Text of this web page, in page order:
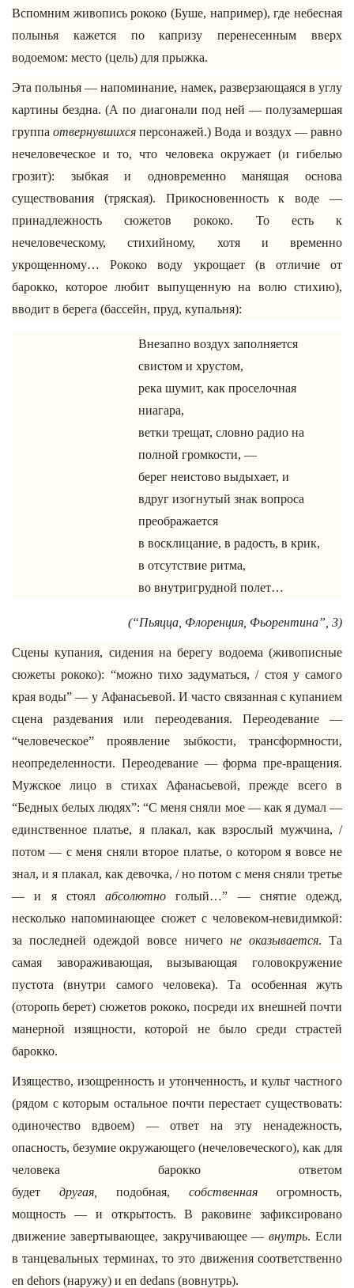
Вспомним живопись рококо (Буше, например), где небесная
полынья кажется по капризу перенесенным вверх
водоемом: место (цель) для прыжка.
Эта полынья — напоминание, намек, разверзающаяся в углу
картины бездна. (А по диагонали под ней — полузамершая
группаотвернувшихся персонажей.) Вода и воздух — равно
нечеловеческое и то, что человека окружает (и гибелью
грозит): зыбкая и одновременно манящая основа
существования (тряская). Прикосновенность к воде —
принадлежность сюжетов рококо. То есть к
нечеловеческому, стихийному, хотя и временно
укрощенному… Рококо воду укрощает (в отличие от
барокко, которое любит выпущенную на волю стихию),
вводит в берега (бассейн, пруд, купальня):
Внезапно воздух заполняется
свистом и хрустом,
река шумит, как проселочная
ниагара,
ветки трещат, словно радио на
полной громкости, —
берег неистово выдыхает, и
вдруг изогнутый знак вопроса
преображается
в восклицание, в радость, в крик,
в отсутствие ритма,
во внутригрудной полет…
(“Пьяцца, Флоренция, Фьорентина”, 3)
Сцены купания, сидения на берегу водоема (живописные
сюжеты рококо): “можно тихо задуматься, / стоя у самого
края воды” — у Афанасьевой. И часто связанная с купанием
сцена раздевания или переодевания. Переодевание —
“человеческое” проявление зыбкости, трансформности,
неопределенности. Переодевание — форма пре-вращения.
Мужское лицо в стихах Афанасьевой, прежде всего в
“Бедных белых людях”: “С меня сняли мое — как я думал —
единственное платье, я плакал, как взрослый мужчина, /
потом — с меня сняли второе платье, о котором я вовсе не
знал, и я плакал, как девочка, / но потом с меня сняли третье
— и я стоял абсолютно голый…” — снятие одежд,
несколько напоминающее сюжет с человеком-невидимкой:
за последней одеждой вовсе ничего не оказывается. Та
самая завораживающая, вызывающая головокружение
пустота (внутри самого человека). Та особенная жуть
(оторопь берет) сюжетов рококо, посреди их внешней почти
манерной изящности, которой не было среди страстей
барокко.
Изящество, изощренность и утонченность, и культ частного
(рядом с которым остальное почти перестает существовать:
одиночество вдвоем) — ответ на эту ненадежность,
опасность, безумие окружающего (нечеловеческого), как для
человека барокко ответом
будет другая, подобная, собственная огромность,
мощность — и открытость. В раковине зафиксировано
движение завертывающее, закручивающее —внутрь. Если
в танцевальных терминах, то это движения соответственно
en dehors (наружу) и en dedans (вовнутрь).